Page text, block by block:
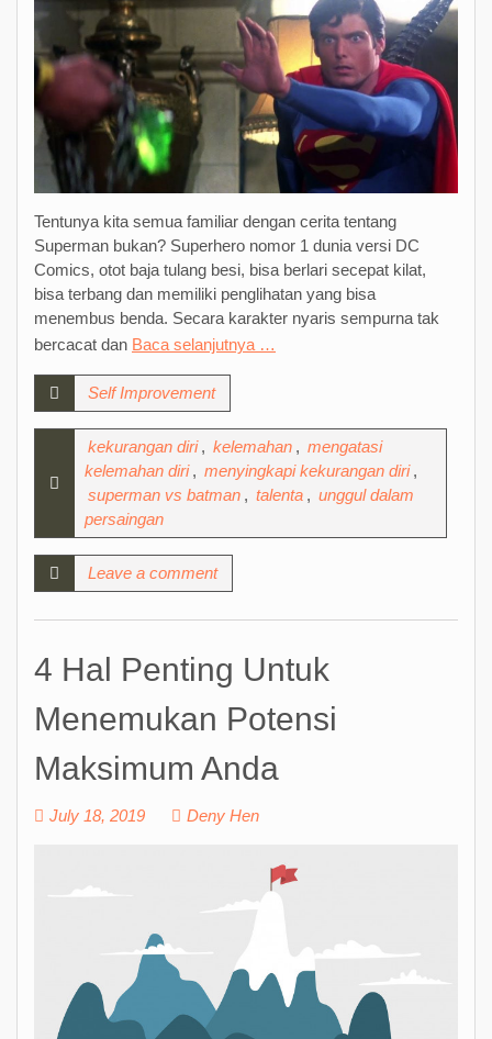
Tentunya kita semua familiar dengan cerita tentang
Superman bukan? Superhero nomor 1 dunia versi DC
Comics, otot baja tulang besi, bisa berlari secepat kilat,
bisa terbang dan memiliki penglihatan yang bisa
menembus benda. Secara karakter nyaris sempurna tak
bercacat dan Baca selanjutnya …
Self Improvement
kekurangan diri , kelemahan , mengatasi
kelemahan diri , menyingkapi kekurangan diri ,
superman vs batman , talenta , unggul dalam
persaingan
Leave a comment
4 Hal Penting Untuk
Menemukan Potensi
Maksimum Anda
July 18, 2019 Deny Hen